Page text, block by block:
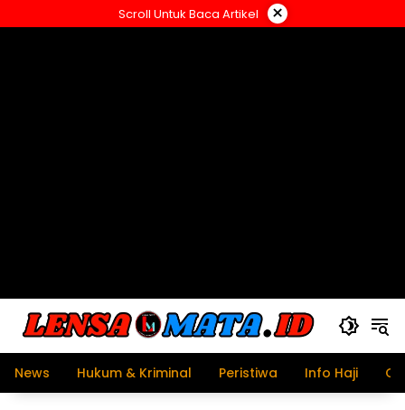
ke
Scroll Untuk Baca Artikel ×
News Hukum & Kriminal Peristiwa Info Haji